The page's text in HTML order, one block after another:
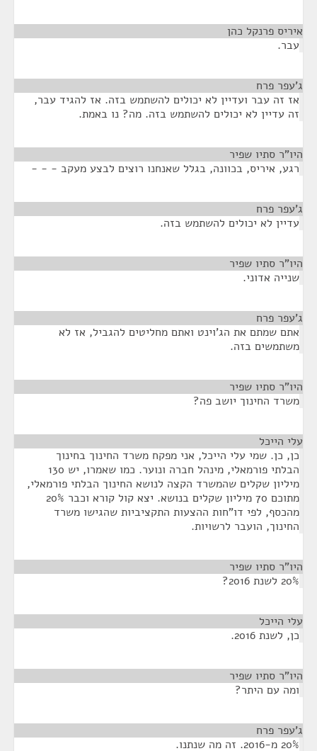
איריס פרנקל כהן
עבר.
ג'עפר פרח
אז זה עבר ועדיין לא יכולים להשתמש בזה. אז להגיד עבר,
זה עדיין לא יכולים להשתמש בזה. מה? נו באמת.
היו"ר סתיו שפיר
רגע, איריס, בכוונה, בגלל שאנחנו רוצים לבצע מעקב - - -
ג'עפר פרח
עדיין לא יכולים להשתמש בזה.
היו"ר סתיו שפיר
שנייה אדוני.
ג'עפר פרח
אתם שמתם את הג'וינט ואתם מחליטים להגביל, אז לא
משתמשים בזה.
היו"ר סתיו שפיר
משרד החינוך יושב פה?
עלי הייכל
כן, כן. שמי עלי הייכל, אני מפקח משרד החינוך בחינוך
הבלתי פורמאלי, מינהל חברה ונוער. כמו שאמרו, יש 130
מיליון שקלים שהמשרד הקצה לנושא החינוך הבלתי פורמאלי,
מתוכם 70 מיליון שקלים בנושא. יצא קול קורא וכבר 20%
מהכסף, לפי דו"חות ההצעות התקציביות שהגישו משרד
החינוך, הועבר לרשויות.
היו"ר סתיו שפיר
20% לשנת 2016?
עלי הייכל
כן, לשנת 2016.
היו"ר סתיו שפיר
ומה עם היתר?
ג'עפר פרח
20% מ-2016. זה מה שנתנו.